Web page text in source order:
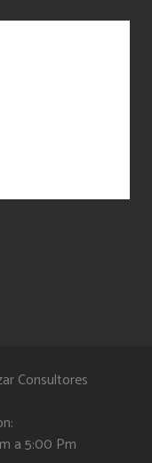
Consultores
a 5:00 Pm